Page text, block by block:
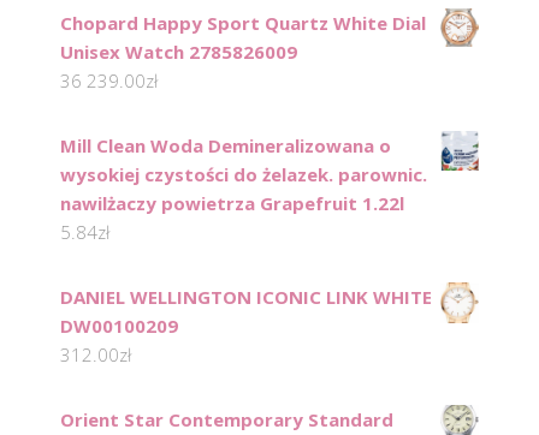
Chopard Happy Sport Quartz White Dial
Unisex Watch 2785826009
36 239.00zł
Mill Clean Woda Demineralizowana o
wysokiej czystości do żelazek. parownic.
nawilżaczy powietrza Grapefruit 1.22l
5.84zł
DANIEL WELLINGTON ICONIC LINK WHITE
DW00100209
312.00zł
Orient Star Contemporary Standard